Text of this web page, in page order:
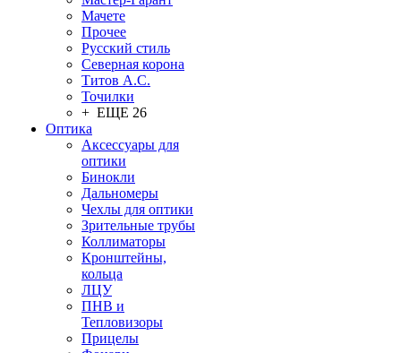
Мачете
Прочее
Русский стиль
Северная корона
Титов А.С.
Точилки
+ ЕЩЕ 26
Оптика
Аксессуары для
оптики
Бинокли
Дальномеры
Чехлы для оптики
Зрительные трубы
Коллиматоры
Кронштейны,
кольца
ЛЦУ
ПНВ и
Тепловизоры
Прицелы